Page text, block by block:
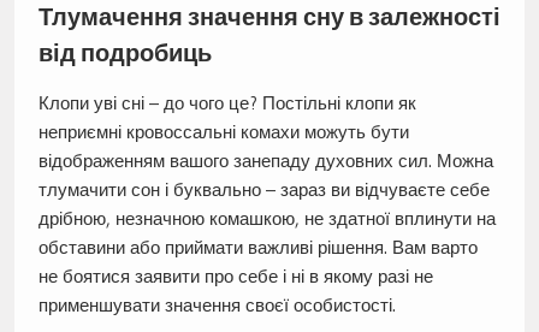
Тлумачення значення сну в залежності
від подробиць
Клопи уві сні – до чого це? Постільні клопи як
неприємні кровоссальні комахи можуть бути
відображенням вашого занепаду духовних сил. Можна
тлумачити сон і буквально – зараз ви відчуваєте себе
дрібною, незначною комашкою, не здатної вплинути на
обставини або приймати важливі рішення. Вам варто
не боятися заявити про себе і ні в якому разі не
применшувати значення своєї особистості.